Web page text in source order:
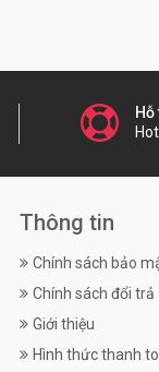
Thông tin
Chính sách bảo
Chính sách đổi trả
Giới thiệu
Hình thức thanh